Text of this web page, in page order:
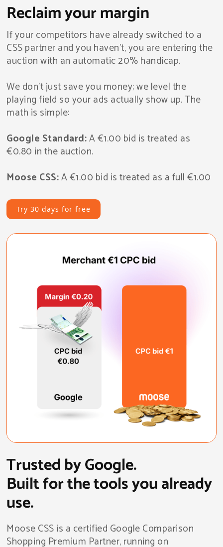
Reclaim your margin
If your competitors have already switched to a
CSS partner and you haven't, you are entering the
auction with an automatic 20% handicap.
We don't just save you money; we level the
playing field so your ads actually show up. The
math is simple:
Google Standard:A €1.00 bid is treated as
€0.80 in the auction.
Moose CSS:A €1.00 bid is treated as a full €1.00
Try 30 days for free
Trusted by Google.
Built for the tools you already
use.
Moose CSS is a certified Google Comparison
Shopping Premium Partner, running on